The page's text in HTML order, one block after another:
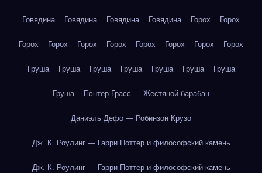
Говядина Говядина Говядина Говядина Горох Горох
Горох Горох Горох Горох Горох Горох Горох Горох
Груша Груша Груша Груша Груша Груша Груша
Груша Гюнтер Грасс — Жестяной барабан
Даниэль Дефо — Робинзон Крузо
Дж. К. Роулинг — Гарри Поттер и философский камень
Дж. К. Роулинг — Гарри Поттер и философский камень